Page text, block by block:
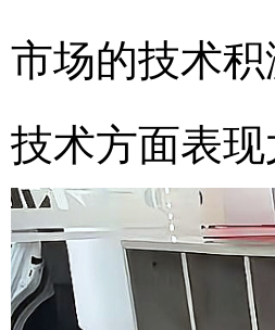
市场的技术
技术方面表现